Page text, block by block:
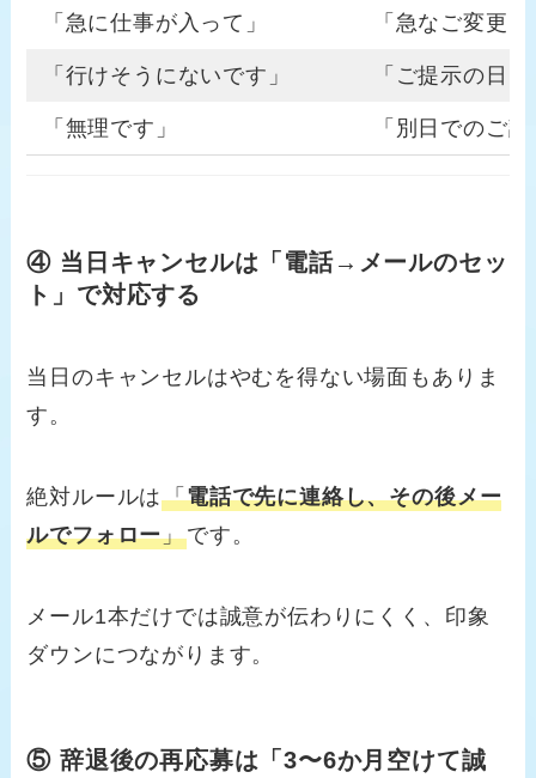
「急に仕事が入って」 「急なご変更
「行けそうにないです」 「ご提示の日
「無理です」 「別日でのご
④ 当日キャンセルは「電話→メールのセッ
ト」で対応する
当日のキャンセルはやむを得ない場面もありま
す。
絶対ルールは「電話で先に連絡し、その後メー
ルでフォロー」です。
メール1本だけでは誠意が伝わりにくく、印象
ダウンにつながります。
⑤ 辞退後の再応募は「3〜6か月空けて誠